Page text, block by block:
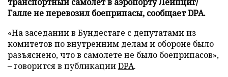
Галле не перевозил боеприпасы, сообщает DPA.
«На заседании в Бундестаге с депутатами из
комитетов по внутренним делам и обороне было
разъяснено, что в самолете не было боеприпасов»,
– говорится в публикацииDPA.